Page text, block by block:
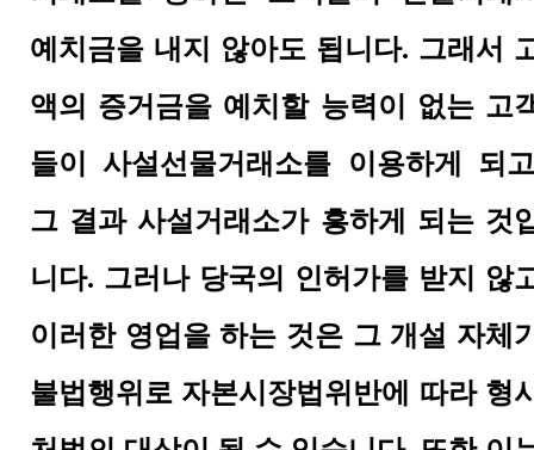
예치금을 내지 않아도 됩니다. 그래서
액의 증거금을 예치할 능력이 없는 고
들이 사설선물거래소를 이용하게 되고
그 결과 사설거래소가 흥하게 되는 것
니다. 그러나 당국의 인허가를 받지 않
이러한 영업을 하는 것은 그 개설 자체
불법행위로 자본시장법위반에 따라 형